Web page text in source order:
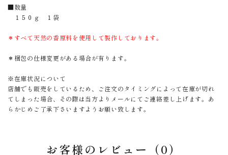
■数量
１５０ｇ １袋
＊すべて天然の香原料を使用して製作しております。
＊梱包の仕様変更がある場合が有ります。
※在庫状況について
店舗でも販売をしているため、ご注文のタイミングによって在庫が切れ
てしまった場合、その際は当方よりメールにてご連絡差し上げます。あ
らかじめご了承下さいますようお願い致します。
お客様のレビュー（0）